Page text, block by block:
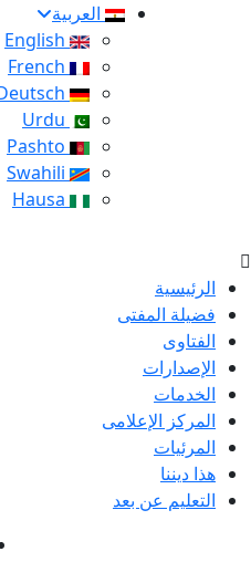
العربية
الرئيسية
فضيلة المفتى
الفتاوى
الإصدارات
الخدمات
المركز الإعلامى
المرئيات
هذا ديننا
التعليم عن بعد